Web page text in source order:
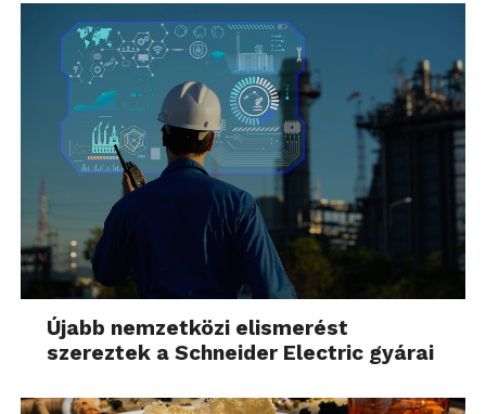
Újabb nemzetközi elismerést
szereztek a Schneider Electric gyárai